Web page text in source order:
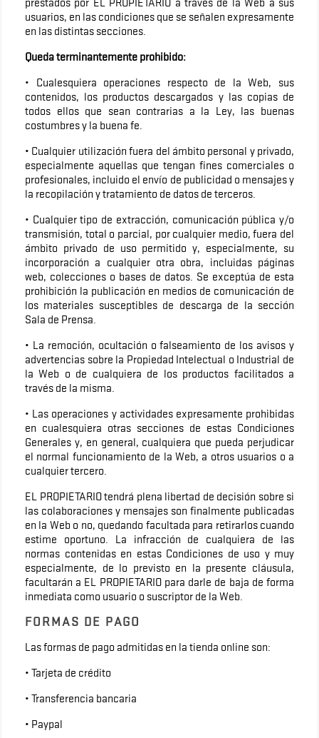
prestados por EL PROPIETARIO a través de la Web a sus
usuarios, en las condiciones que se señalen expresamente
en las distintas secciones.
Queda terminantemente prohibido:
• Cualesquiera operaciones respecto de la Web, sus
contenidos, los productos descargados y las copias de
todos ellos que sean contrarias a la Ley, las buenas
costumbres y la buena fe.
• Cualquier utilización fuera del ámbito personal y privado,
especialmente aquellas que tengan fines comerciales o
profesionales, incluido el envío de publicidad o mensajes y
la recopilación y tratamiento de datos de terceros.
• Cualquier tipo de extracción, comunicación pública y/o
transmisión, total o parcial, por cualquier medio, fuera del
ámbito privado de uso permitido y, especialmente, su
incorporación a cualquier otra obra, incluidas páginas
web, colecciones o bases de datos. Se exceptúa de esta
prohibición la publicación en medios de comunicación de
los materiales susceptibles de descarga de la sección
Sala de Prensa.
• La remoción, ocultación o falseamiento de los avisos y
advertencias sobre la Propiedad Intelectual o Industrial de
la Web o de cualquiera de los productos facilitados a
través de la misma.
• Las operaciones y actividades expresamente prohibidas
en cualesquiera otras secciones de estas Condiciones
Generales y, en general, cualquiera que pueda perjudicar
el normal funcionamiento de la Web, a otros usuarios o a
cualquier tercero.
EL PROPIETARIO tendrá plena libertad de decisión sobre si
las colaboraciones y mensajes son finalmente publicadas
en la Web o no, quedando facultada para retirarlos cuando
estime oportuno. La infracción de cualquiera de las
normas contenidas en estas Condiciones de uso y muy
especialmente, de lo previsto en la presente cláusula,
facultarán a EL PROPIETARIO para darle de baja de forma
inmediata como usuario o suscriptor de la Web.
FORMAS DE PAGO
Las formas de pago admitidas en la tienda online son:
• Tarjeta de crédito
• Transferencia bancaria
• Paypal